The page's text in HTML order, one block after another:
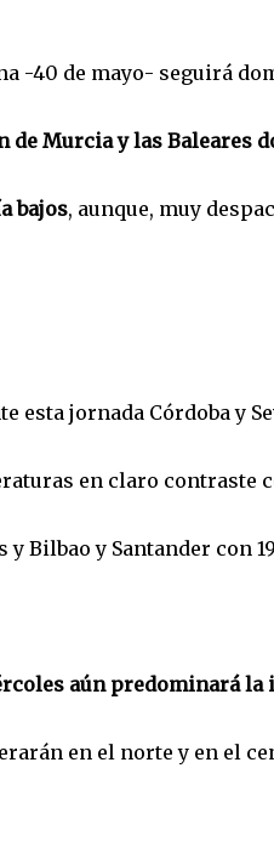
-40 de mayo- seguirá
de Murcia y las Baleares
bajos, aunque, muy
esta jornada Córdoba y
en claro contraste
y Bilbao y Santander con
aún predominará la
en el norte y en el